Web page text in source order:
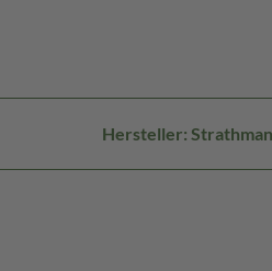
Hersteller: